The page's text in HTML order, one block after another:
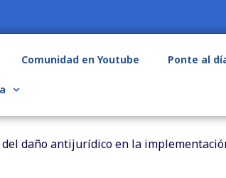
Comunidad en Youtube Ponte al
daño antijurídico en la